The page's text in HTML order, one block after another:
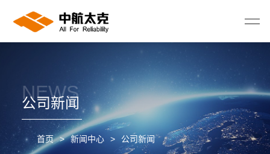
NEWS
公司新闻
首页 > 新闻中心 > 公司新闻